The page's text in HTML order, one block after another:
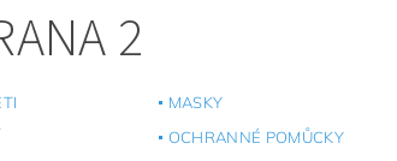
2
MASKY
OCHRANNÉ POMŮCKY